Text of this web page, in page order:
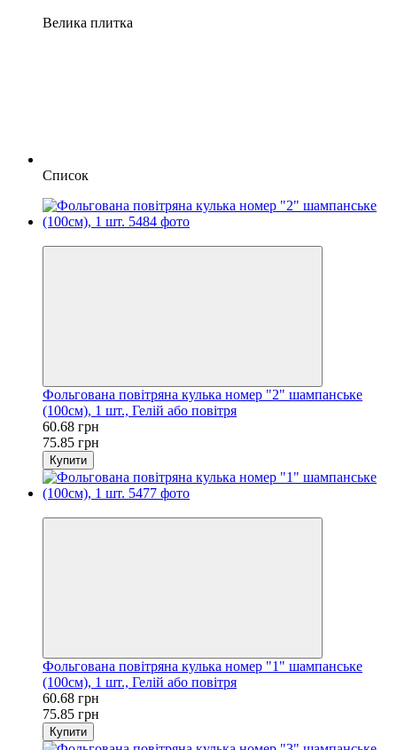
Велика плитка
Список
Фольгована повітряна кулька номер "2" шампанське
(100см), 1 шт., Гелій або повітря
60.68 грн
75.85 грн
Купити
Фольгована повітряна кулька номер "1" шампанське
(100см), 1 шт., Гелій або повітря
60.68 грн
75.85 грн
Купити